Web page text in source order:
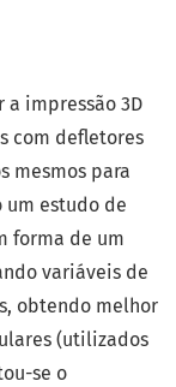
impressão 3D
com defletores
mesmos para
estudo de
forma de um
variáveis de
obtendo melhor
(utilizados
se o